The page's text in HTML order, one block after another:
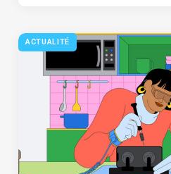
ACTUALITÉ